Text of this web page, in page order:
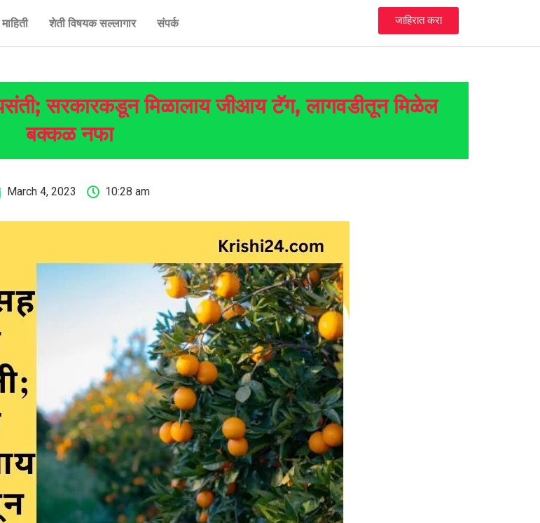
शेती विषयक सल्लागार संपर्क जाहिरात करा
पसंती; सरकारकडून मिळालाय जीआय टॅग, लागवडीतून मिळेल
बक्कळ नफा
March 4, 2023 10:28 am